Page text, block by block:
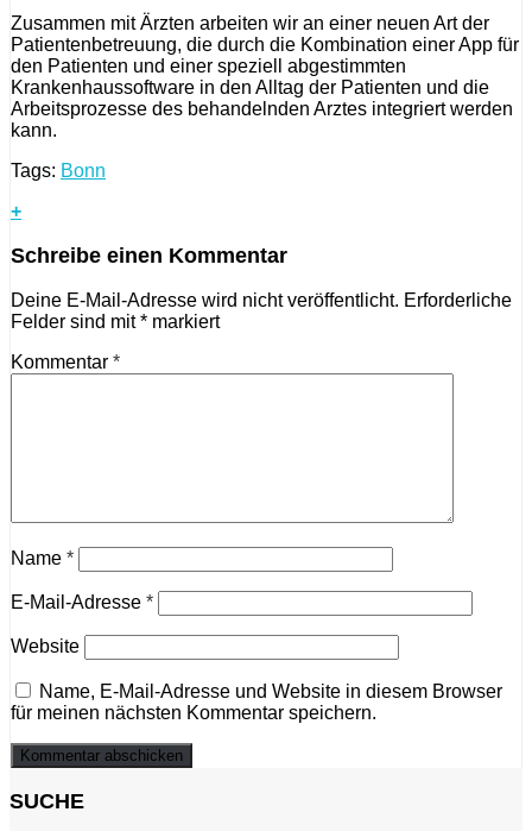
Zusammen mit Ärzten arbeiten wir an einer neuen Art der
Patientenbetreuung, die durch die Kombination einer App für
den Patienten und einer speziell abgestimmten
Krankenhaussoftware in den Alltag der Patienten und die
Arbeitsprozesse des behandelnden Arztes integriert werden
kann.
Tags: Bonn
+
Schreibe einen Kommentar
Deine E-Mail-Adresse wird nicht veröffentlicht. Erforderliche
Felder sind mit* markiert
Kommentar *
Name *
E-Mail-Adresse *
Website
Name, E-Mail-Adresse und Website in diesem Browser
für meinen nächsten Kommentar speichern.
SUCHE